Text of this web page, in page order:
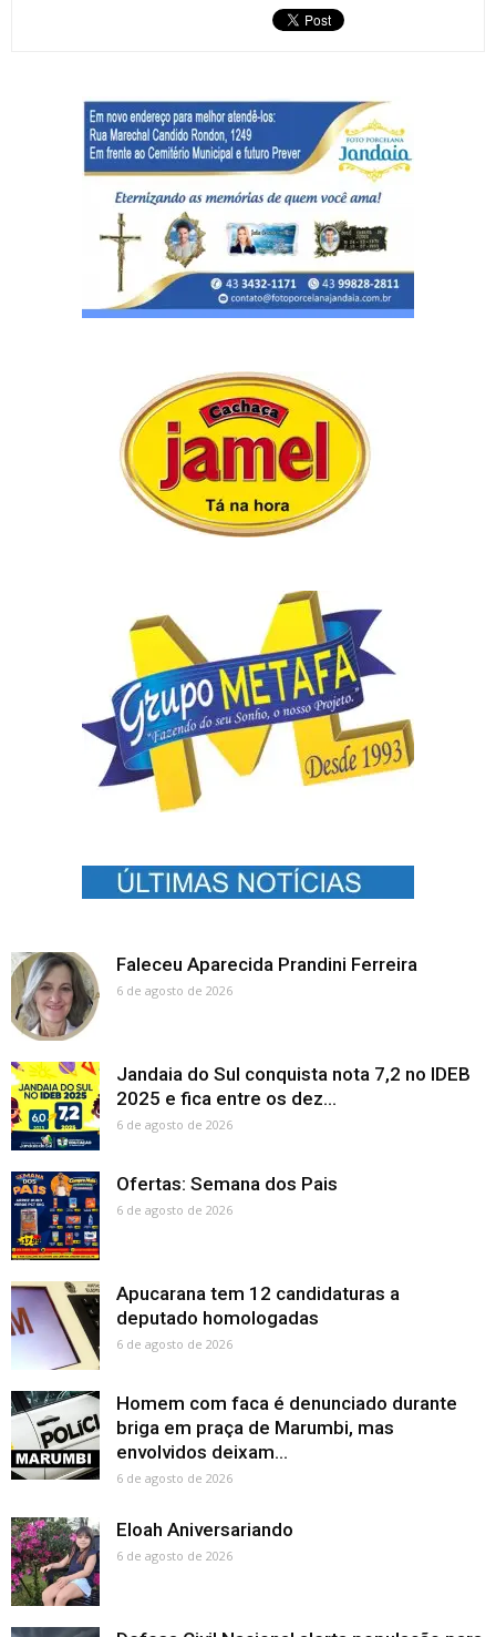
Faleceu Aparecida Prandini Ferreira
6 de agosto de 2026
Jandaia do Sul conquista nota 7,2 no IDEB
2025 e fica entre os dez...
6 de agosto de 2026
Ofertas: Semana dos Pais
6 de agosto de 2026
Apucarana tem 12 candidaturas a
deputado homologadas
6 de agosto de 2026
Homem com faca é denunciado durante
briga em praça de Marumbi, mas
envolvidos deixam...
6 de agosto de 2026
Eloah Aniversariando
6 de agosto de 2026